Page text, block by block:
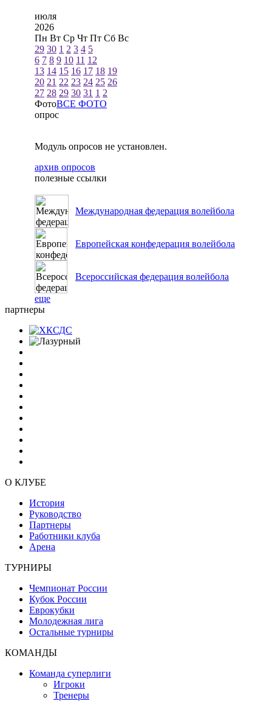
июля
2026
Пн Вт Ср Чт Пт Сб Вс
29 30 1 2 3 4 5
6 7 8 9 10 11 12
13 14 15 16 17 18 19
20 21 22 23 24 25 26
27 28 29 30 31 1 2
ФотоВСЕ ФОТО
опрос
Модуль опросов не установлен.
архив опросов
полезные ссылки
Международная федерация волейбола
Европейская конфедерация волейбола
Всероссийская федерация волейбола
еще
партнеры
О КЛУБЕ
История
Руководство
Партнеры
Работники клуба
Арена
ТУРНИРЫ
Чемпионат России
Кубок России
Еврокубки
Молодежная лига
Остальные турниры
КОМАНДЫ
Команда суперлиги
Игроки
Тренеры